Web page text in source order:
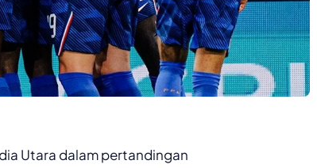
Utara dalam pertandingan